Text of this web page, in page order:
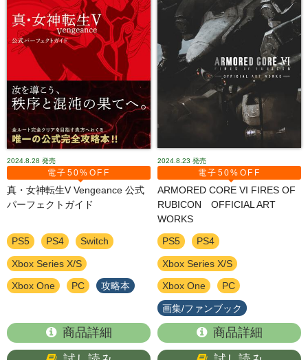
2024.8.28 発売
電子50%OFF
真・女神転生V Vengeance 公式
パーフェクトガイド
PS5 PS4 Switch
Xbox Series X/S
Xbox One PC 攻略本
商品詳細
2024.8.23 発売
電子50%OFF
ARMORED CORE VI FIRES OF
RUBICON OFFICIAL ART
WORKS
PS5 PS4
Xbox Series X/S
Xbox One PC
画集/ファンブック
商品詳細